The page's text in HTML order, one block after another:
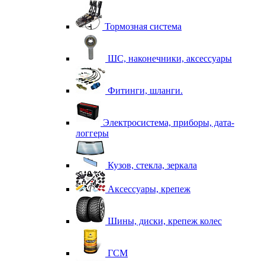
Тормозная система
ШС, наконечники, аксессуары
Фитинги, шланги.
Электросистема, приборы, дата-
логгеры
Кузов, стекла, зеркала
Аксессуары, крепеж
Шины, диски, крепеж колес
ГСМ